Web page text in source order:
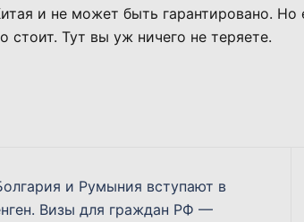
и не может быть гарантировано.
стоит. Тут вы уж ничего не теряете.
и Румыния вступают в
Визы для граждан РФ —